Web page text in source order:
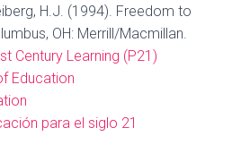
H.J. (1994). Freedom to
OH: Merrill/Macmillan.
Century Learning (P21)
Education
para el siglo 21